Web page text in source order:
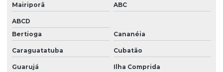
Licença prévia de instalação e de operação em são paulo
Licença prévia e de instalação em são paulo
Licença de produtos controlados
Mairiporã ABC
ABCD
Bertioga
Cananéia
Caraguatatuba Cubatão
Guarujá Ilha Comprida